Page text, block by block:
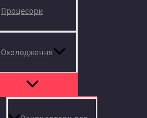
Процесори
Охолодження